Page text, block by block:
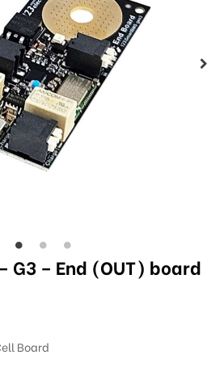
G3 – End (OUT) board
Board